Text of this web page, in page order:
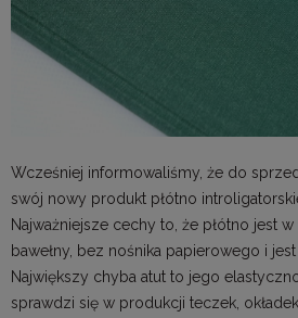
Wcześniej informowaliśmy, że do
swój nowy produkt płótno
Najważniejsze cechy to, że płótno jest
bawełny, bez nośnika papierowego i
Największy chyba atut to jego
sprawdzi się w produkcji teczek,